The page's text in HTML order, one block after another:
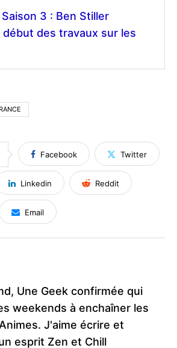
3 : Ben Stiller
début des travaux sur les
Facebook Twitter
Linkedin Reddit
Email
Une Geek confirmée qui
weekends à enchaîner les
J'aime écrire et
esprit Zen et Chill